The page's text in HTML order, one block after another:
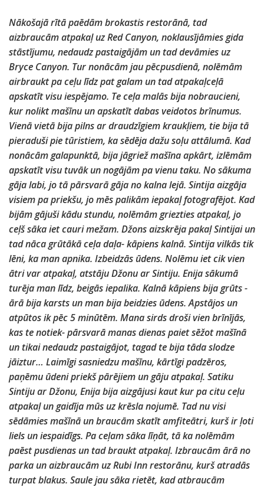
Nākošajā rītā paēdām brokastis restorānā, tad
aizbraucām atpakaļ uz Red Canyon, noklausījāmies gida
stāstījumu, nedaudz pastaigājām un tad devāmies uz
Bryce Canyon. Tur nonācām jau pēcpusdienā, nolēmām
airbraukt pa ceļu līdz pat galam un tad atpakaļceļā
apskatīt visu iespējamo. Te ceļa malās bija nobraucieni,
kur nolikt mašīnu un apskatīt dabas veidotos brīnumus.
Vienā vietā bija pilns ar draudzīgiem kraukļiem, tie bija tā
pieraduši pie tūristiem, ka sēdēja dažu soļu attālumā. Kad
nonācām galapunktā, bija jāgriež mašīna apkārt, izlēmām
apskatīt visu tuvāk un nogājām pa vienu taku. No sākuma
gāja labi, jo tā pārsvarā gāja no kalna lejā. Sintija aizgāja
visiem pa priekšu, jo mēs palikām iepakaļ fotografējot. Kad
bijām gājuši kādu stundu, nolēmām griezties atpakaļ, jo
ceļš sāka iet cauri mežam. Džons aizskrēja pakaļ Sintijai un
tad nāca grūtākā ceļa daļa- kāpiens kalnā. Sintija vilkās tik
lēni, ka man apnika. Izbeidzās ūdens. Nolēmu iet cik vien
ātri var atpakaļ, atstāju Džonu ar Sintiju. Enija sākumā
turēja man līdz, beigās iepalika. Kalnā kāpiens bija grūts -
ārā bija karsts un man bija beidzies ūdens. Apstājos un
atpūtos ik pēc 5 minūtēm. Mana sirds droši vien brīnījās,
kas te notiek- pārsvarā manas dienas paiet sēžot mašīnā
un tikai nedaudz pastaigājot, tagad te bija tāda slodze
jāiztur… Laimīgi sasniedzu mašīnu, kārtīgi padzēros,
paņēmu ūdeni priekš pārējiem un gāju atpakaļ. Satiku
Sintiju ar Džonu, Enija bija aizgājusi kaut kur pa citu ceļu
atpakaļ un gaidīja mūs uz krēsla nojumē. Tad nu visi
sēdāmies mašīnā un braucām skatīt amfiteātri, kurš ir ļoti
liels un iespaidīgs. Pa ceļam sāka līņāt, tā ka nolēmām
paēst pusdienas un tad braukt atpakaļ. Izbraucām ārā no
parka un aizbraucām uz Rubi Inn restorānu, kurš atradās
turpat blakus. Saule jau sāka rietēt, kad atbraucām